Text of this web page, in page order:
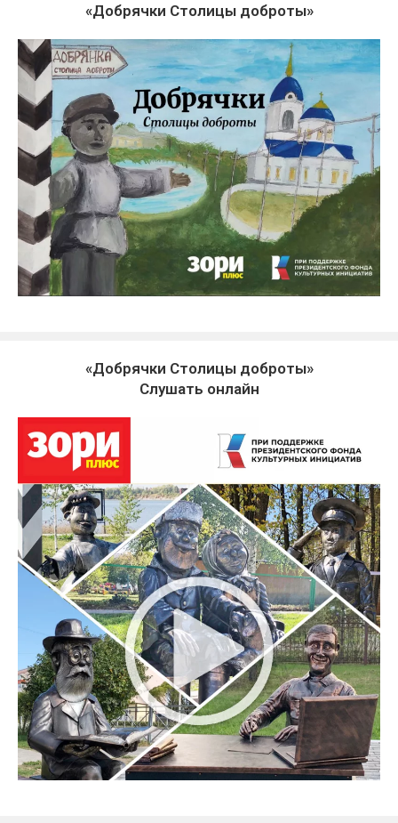
«Добрячки Столицы доброты»
«Добрячки Столицы доброты»
Слушать онлайн